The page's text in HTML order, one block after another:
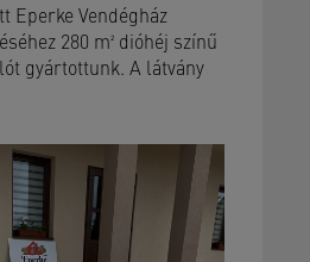
Eperke Vendégház
280 m² dióhéj színű
gyártottunk. A látvány